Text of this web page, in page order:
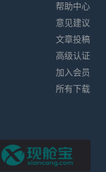
帮助中心
意见建议
文章投稿
高级认证
加入会员
所有下载